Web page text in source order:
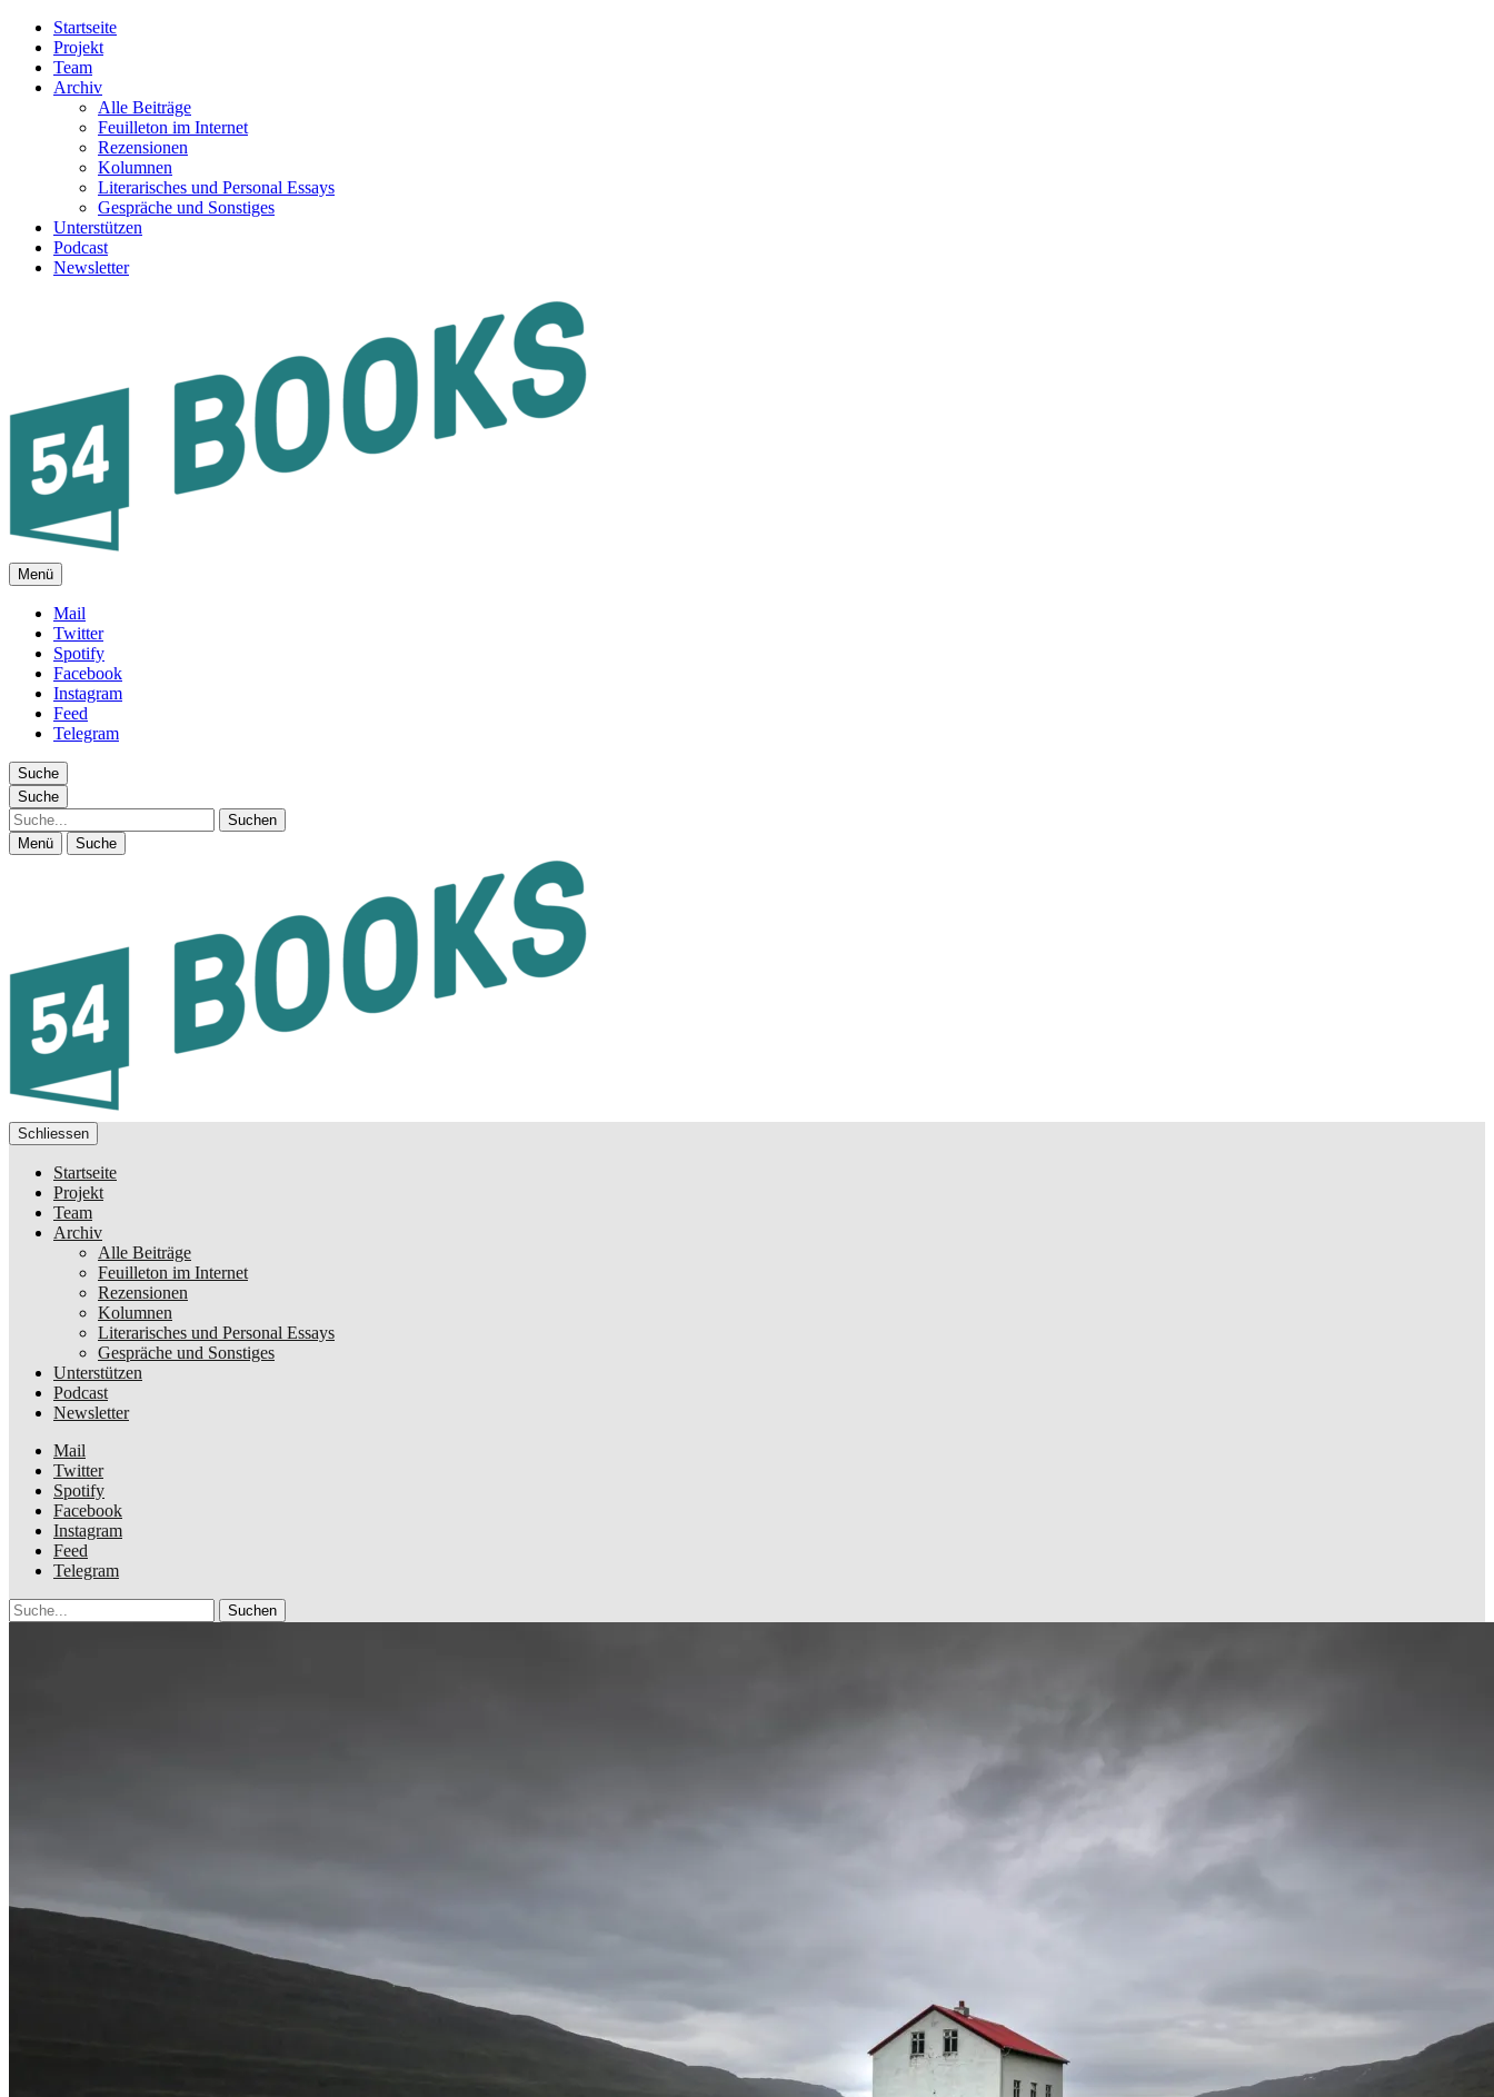
Startseite
Projekt
Team
Archiv
Alle Beiträge
Feuilleton im Internet
Rezensionen
Kolumnen
Literarisches und Personal Essays
Gespräche und Sonstiges
Unterstützen
Podcast
Newsletter
FEUILLETON IM INTERNET
Menü
Mail
Twitter
Spotify
Facebook
Instagram
Feed
Telegram
Suche
Suche
Suche
Menü Suche
Schliessen
Startseite
Projekt
Team
Archiv
Alle Beiträge
Feuilleton im Internet
Rezensionen
Kolumnen
Literarisches und Personal Essays
Gespräche und Sonstiges
Unterstützen
Podcast
Newsletter
Mail
Twitter
Spotify
Facebook
Instagram
Feed
Telegram
Suche